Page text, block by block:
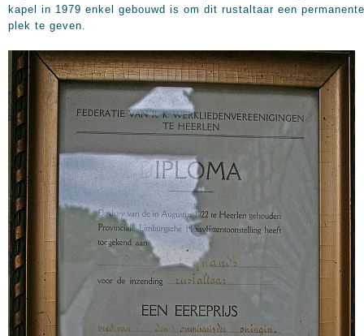
kapel in 1979 enkel gebouwd is om dit rustaltaar een permanente
plek te geven.